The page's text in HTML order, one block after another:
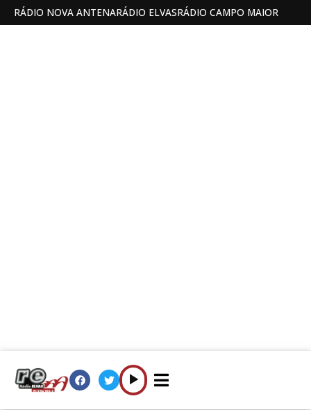
RÁDIO NOVA ANTENARÁDIO ELVASRÁDIO CAMPO MAIOR